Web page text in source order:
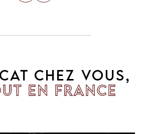
CHEZ VOUS,
EN FRANCE